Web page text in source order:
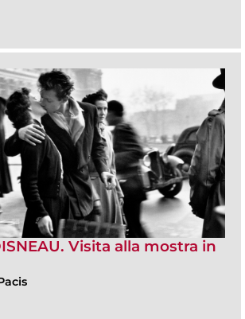
Visita alla mostra in